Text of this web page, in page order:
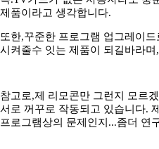
제품이라고 생각합니다.
또한,꾸준한 프로그램 업그레이
시켜줄수 잇는 제품이 되길바라
참고로,제 리모콘만 그런지 모르
서로 꺼꾸로 작동되고 있습니다.
프로그램상의 문제인지...좀더 연